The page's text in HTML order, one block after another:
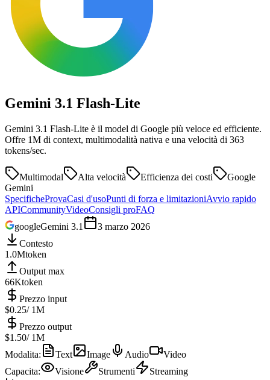
Gemini 3.1 Flash-Lite
Gemini 3.1 Flash-Lite è il model di Google più veloce ed efficiente.
Offre 1M di context, multimodalità nativa e una velocità di 363
tokens/sec.
Multimodal Alta velocità Efficienza dei costi
Google
Gemini
SpecificheProvaCasi d'usoPunti di forza e limitazioniAvvio rapido
APICommunityVideoConsigli proFAQ
googleGemini 3.1
3 marzo 2026
Contesto
1.0Mtoken
Output max
66Ktoken
Prezzo input
$0.25/ 1M
Prezzo output
$1.50/ 1M
Modalita: Text Image Audio
Video
Capacita: Visione Strumenti
Streaming